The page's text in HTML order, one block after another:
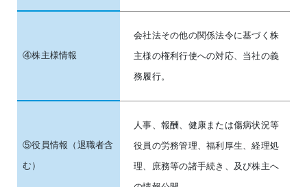
④株主様情報
会社法その他の関係法令に基づく株
主様の権利行使への対応、当社の義
務履行。
⑤役員情報（退職者含
む）
人事、報酬、健康または傷病状況等
役員の労務管理、福利厚生、経理処
理、庶務等の諸手続き、及び株主へ